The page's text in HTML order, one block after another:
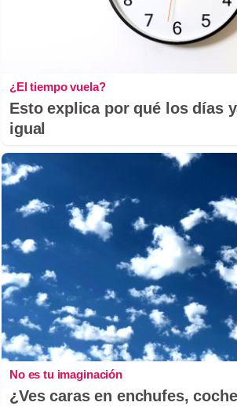
¿El tiempo vuela?
Esto explica por qué los días
igual
No es tu imaginación
¿Ves caras en enchufes,